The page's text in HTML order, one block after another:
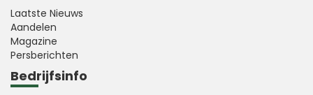
Laatste Nieuws
Aandelen
Magazine
Persberichten
Bedrijfsinfo